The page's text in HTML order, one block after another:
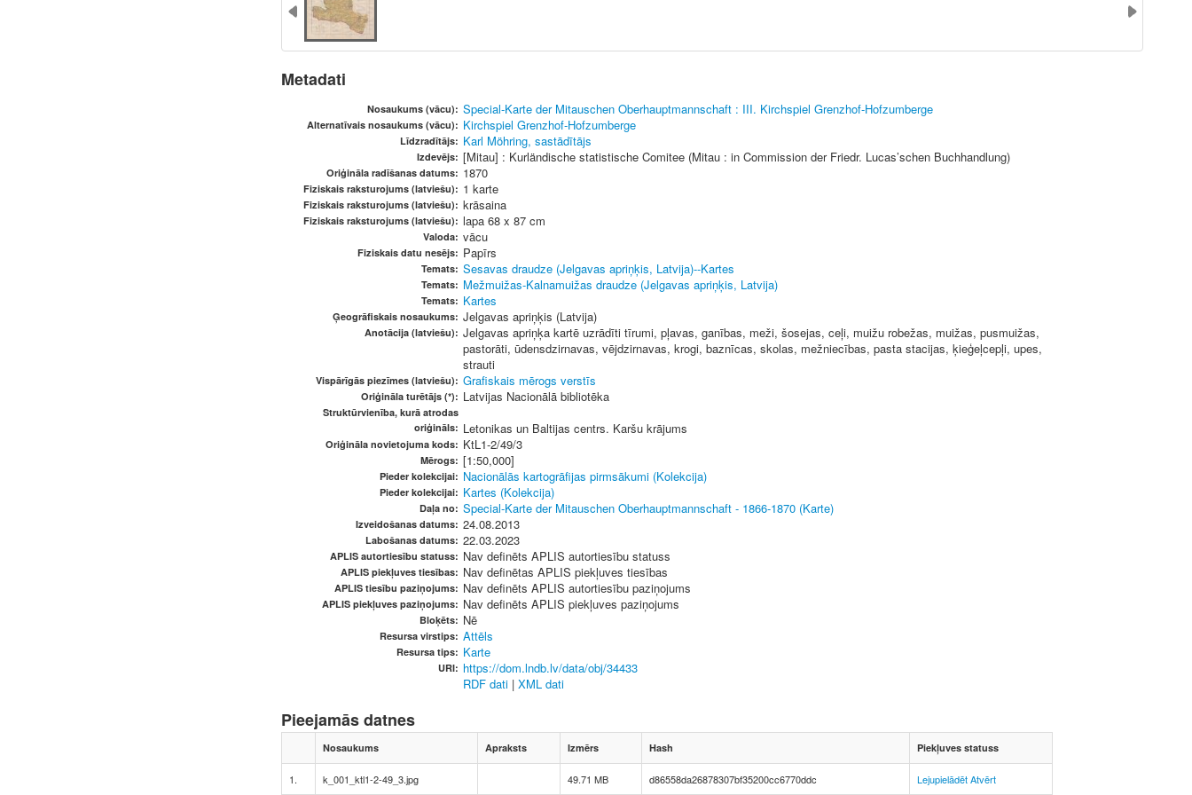
Metadati
Nosaukums (vācu): Special-Karte der Mitauschen Oberhauptmannschaft : III. Kirchspiel Grenzhof-Hofzumberge
Alternatīvais nosaukums (vācu): Kirchspiel Grenzhof-Hofzumberge
Līdzradītājs: Karl Möhring, sastādītājs
Izdevējs: [Mitau] : Kurländische statistische Comitee (Mitau : in Commission der Friedr. Lucas’schen Buchhandlung)
Oriģināla radīšanas datums: 1870
Fiziskais raksturojums (latviešu): 1 karte
Fiziskais raksturojums (latviešu): krāsaina
Fiziskais raksturojums (latviešu): lapa 68 x 87 cm
Valoda: vācu
Fiziskais datu nesējs: Papīrs
Temats: Sesavas draudze (Jelgavas apriņķis, Latvija)--Kartes
Temats: Mežmuižas-Kalnamuižas draudze (Jelgavas apriņķis, Latvija)
Temats: Kartes
Ģeogrāfiskais nosaukums: Jelgavas apriņķis (Latvija)
Anotācija (latviešu): Jelgavas apriņķa kartē uzrādīti tīrumi, pļavas, ganības, meži, šosejas, ceļi, muižu robežas, muižas, pusmuižas,
pastorāti, ūdensdzirnavas, vējdzirnavas, krogi, baznīcas, skolas, mežniecības, pasta stacijas, ķieģeļcepļi, upes,
strauti
Vispārīgās piezīmes (latviešu): Grafiskais mērogs verstīs
Oriģināla turētājs (*): Latvijas Nacionālā bibliotēka
Struktūrvienība, kurā atrodas
oriģināls: Letonikas un Baltijas centrs. Karšu krājums
Oriģināla novietojuma kods: KtL1-2/49/3
Mērogs: [1:50,000]
Pieder kolekcijai: Nacionālās kartogrāfijas pirmsākumi (Kolekcija)
Pieder kolekcijai: Kartes (Kolekcija)
Daļa no: Special-Karte der Mitauschen Oberhauptmannschaft - 1866-1870 (Karte)
Izveidošanas datums: 24.08.2013
Labošanas datums: 22.03.2023
APLIS autortiesību statuss: Nav definēts APLIS autortiesību statuss
APLIS piekļuves tiesības: Nav definētas APLIS piekļuves tiesības
APLIS tiesību paziņojums: Nav definēts APLIS autortiesību paziņojums
APLIS piekļuves paziņojums: Nav definēts APLIS piekļuves paziņojums
Bloķēts: Nē
Resursa virstips: Attēls
Resursa tips: Karte
URI: https://dom.lndb.lv/data/obj/34433
RDF dati | XML dati
Pieejamās datnes
Nosaukums Apraksts Izmērs Hash Piekļuves statuss
1. k_001_ktl1-2-49_3.jpg 49.71 MB d86558da26878307bf35200cc6770ddc LejupielādētAtvērt